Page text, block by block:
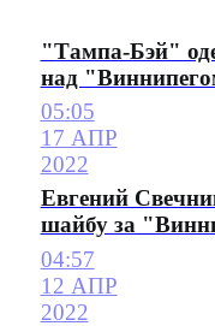
"Тампа-Бэй"
над
05:05
17 АПР
2022
Евгений
шайбу за
04:57
12 АПР
2022